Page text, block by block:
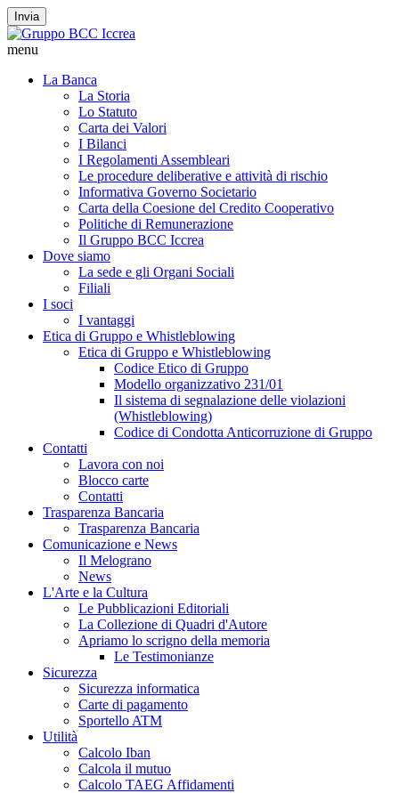
Invia
menu
La Banca
La Storia
Lo Statuto
Carta dei Valori
I Bilanci
I Regolamenti Assembleari
Le procedure deliberative e attività di rischio
Informativa Governo Societario
Carta della Coesione del Credito Cooperativo
Politiche di Remunerazione
Il Gruppo BCC Iccrea
Dove siamo
La sede e gli Organi Sociali
Filiali
I soci
I vantaggi
Etica di Gruppo e Whistleblowing
Etica di Gruppo e Whistleblowing
Codice Etico di Gruppo
Modello organizzativo 231/01
Il sistema di segnalazione delle violazioni
(Whistleblowing)
Codice di Condotta Anticorruzione di Gruppo
Contatti
Lavora con noi
Blocco carte
Contatti
Trasparenza Bancaria
Trasparenza Bancaria
Comunicazione e News
Il Melograno
News
L'Arte e la Cultura
Le Pubblicazioni Editoriali
La Collezione di Quadri d'Autore
Apriamo lo scrigno della memoria
Le Testimonianze
Sicurezza
Sicurezza informatica
Carte di pagamento
Sportello ATM
Utilità
Calcolo Iban
Calcola il mutuo
Calcolo TAEG Affidamenti